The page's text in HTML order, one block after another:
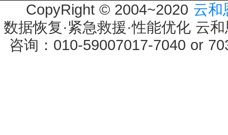
CopyRight © 2004~2020 云和
数据恢复·紧急救援·性能优化 云
咨询：010-59007017-7040 or